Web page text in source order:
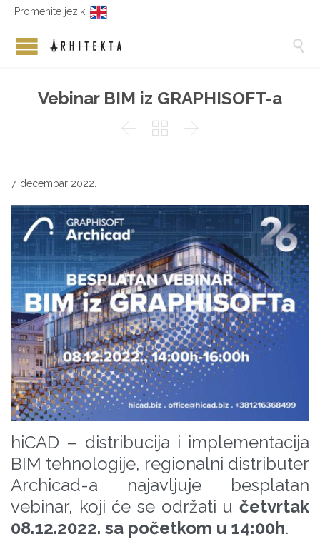
Promenite jezik:

Vebinar BIM iz GRAPHISOFT-a
  
7. decembar 2022.
hiCAD – distribucija i implementacija
BIM tehnologije, regionalni distributer
Archicad-a najavljuje besplatan
vebinar, koji će se održati u četvrtak
08.12.2022. sa početkom u 14:00h.